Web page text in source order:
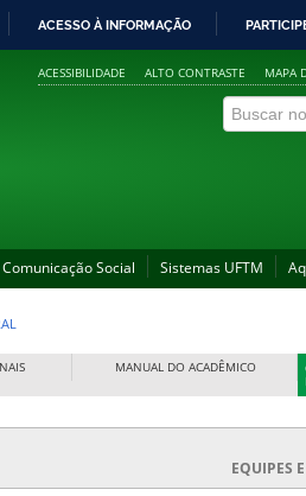
ACESSO À INFORMAÇÃO
ACESSIBILIDADE ALTO CONTRASTE MAPA
Comunicação Social Sistemas UFTM
MANUAL DO ACADÊMICO
EQUIPES